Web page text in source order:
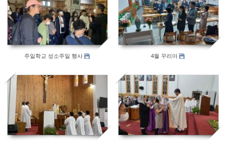
501
주일학교 성소주일 행사
532
4월 꾸리아
477 442